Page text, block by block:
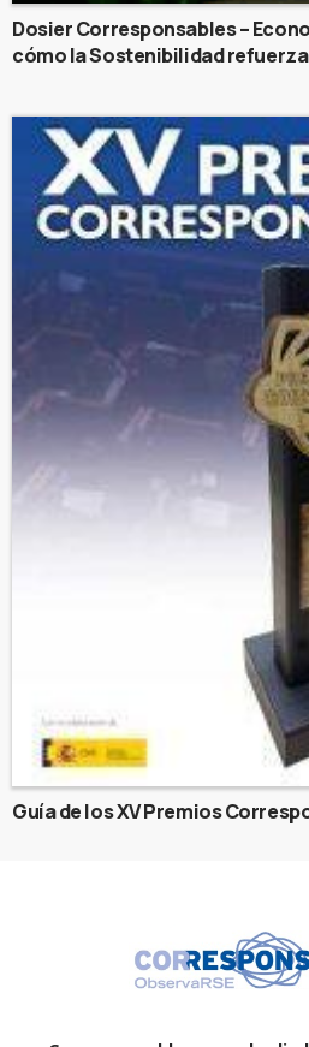
Dosier Corresponsables –
cómo la Sostenibilidad
Guía de los XV Premios